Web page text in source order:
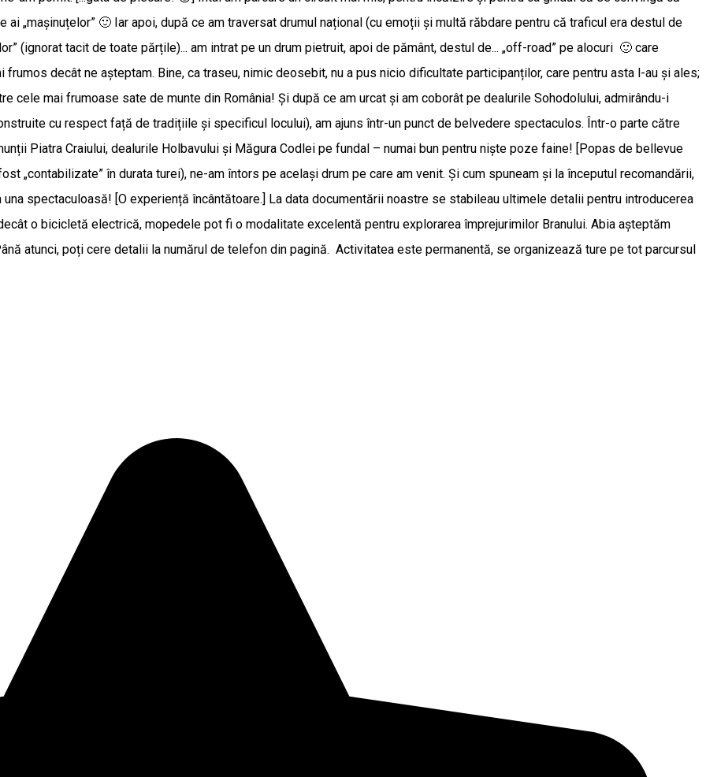
„mașinuțelor” 🙂 Iar apoi, după ce am traversat drumul național (cu emoții și multă răbdare pentru că traficul era destul de
(ignorat tacit de toate părțile)... am intrat pe un drum pietruit, apoi de pământ, destul de... „off-road” pe alocuri 🙂 care
decât ne așteptam. Bine, ca traseu, nimic deosebit, nu a pus nicio dificultate participanților, care pentru asta l-au și ales;
cele mai frumoase sate de munte din România! Și după ce am urcat și am coborât pe dealurile Sohodolului, admirându-i
cu respect față de tradițiile și specificul locului), am ajuns într-un punct de belvedere spectaculos. Într-o parte către
Piatra Craiului, dealurile Holbavului și Măgura Codlei pe fundal – numai bun pentru niște poze faine! [Popas de bellevue
„contabilizate” în durata turei), ne-am întors pe același drum pe care am venit. Și cum spuneam și la începutul recomandării,
spectaculoasă! [O experiență încântătoare.] La data documentării noastre se stabileau ultimele detalii pentru introducerea
o bicicletă electrică, mopedele pot fi o modalitate excelentă pentru explorarea împrejurimilor Branului. Abia așteptăm
atunci, poți cere detalii la numărul de telefon din pagină. Activitatea este permanentă, se organizează ture pe tot parcursul